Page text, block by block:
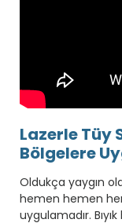
Lazerle Tüy
Bölgelere
Oldukça yaygın
hemen hemen
uygulamadır.